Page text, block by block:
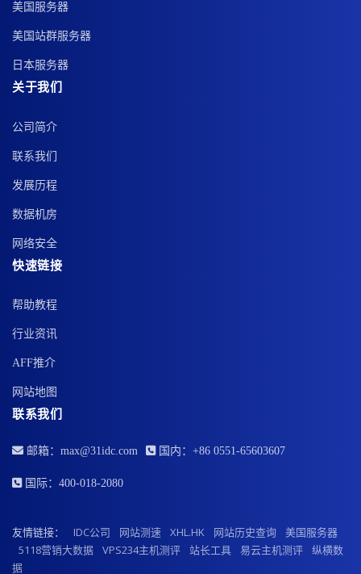
美国服务器
美国站群服务器
日本服务器
关于我们
公司简介
联系我们
发展历程
数据机房
网络安全
快速链接
帮助教程
行业资讯
AFF推介
网站地图
联系我们
邮箱：max@31idc.com 国内：+86 0551-65603607
国际：400-018-2080
友情链接： IDC公司 网站测速 XHL.HK 网站历史查询
美国服务器
5118营销大数据
VPS234主机测评 站长工具 易云主机测评
纵横数
据